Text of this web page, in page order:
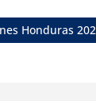
Honduras